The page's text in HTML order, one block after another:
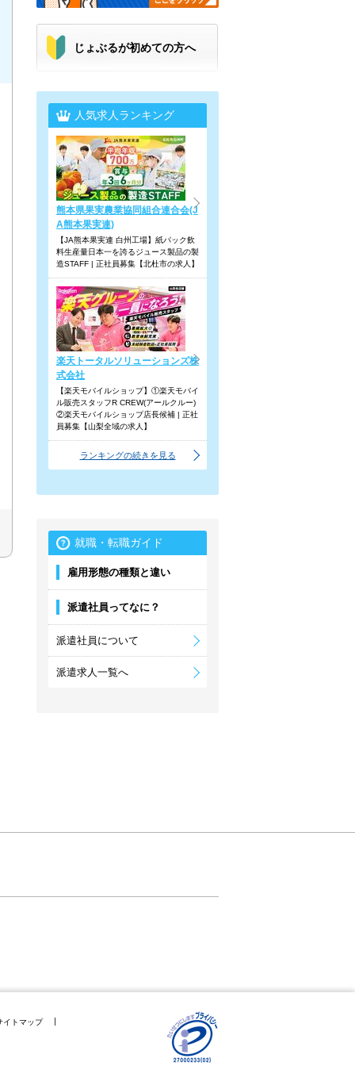
じょぶるが初めての方へ
人気求人ランキング
熊本県果実農業協同組合連合会(J
A熊本果実連)
【JA熊本果実連 白州工場】紙パック飲
料生産量日本一を誇るジュース製品の製
造STAFF | 正社員募集【北杜市の求人】
楽天トータルソリューションズ株
式会社
【楽天モバイルショップ】①楽天モバイ
ル販売スタッフR CREW(アールクルー)
②楽天モバイルショップ店長候補 | 正社
員募集【山梨全域の求人】
ランキングの続きを見る
就職・転職ガイド
雇用形態の種類と違い
派遣社員ってなに？
派遣社員について
派遣求人一覧へ
イトマップ